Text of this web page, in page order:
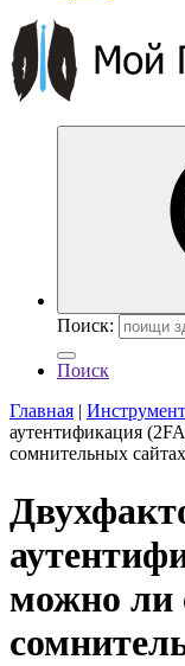
Поиск:
Поиск
Главная |
аутентификация
сомнительных
можно ли